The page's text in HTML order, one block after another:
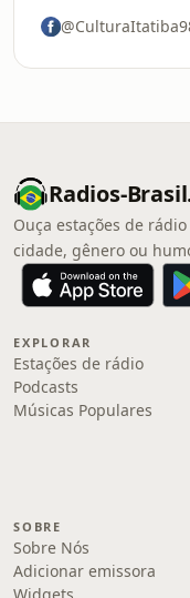
Radios-
Ouça estações de
cidade, gênero ou
EXPLORAR
Estações de rádio
Podcasts
Músicas Populares
SOBRE
Sobre Nós
Adicionar emissora